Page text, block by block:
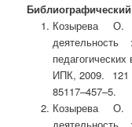
Козырева О.
ИПК, 2009. 121
85117–457–5.
Козырева О.